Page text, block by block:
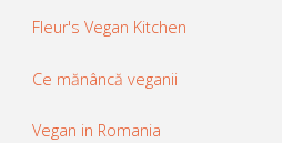
Fleur's Vegan Kitchen
Ce mănâncă veganii
Vegan in Romania